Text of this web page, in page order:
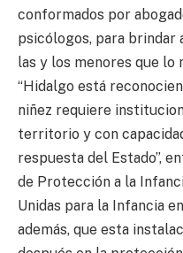
conformados por
psicólogos, para
las y los menores que lo
“Hidalgo está
niñez requiere
territorio y con
respuesta del Estado”,
de Protección a la
Unidas para la Infancia
además, que esta